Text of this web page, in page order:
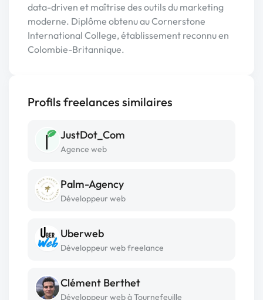
data-driven et maîtrise des outils du marketing
moderne. Diplôme obtenu au Cornerstone
International College, établissement reconnu en
Colombie-Britannique.
Profils freelances similaires
JustDot_Com
Agence web
Palm-Agency
Développeur web
Uberweb
Développeur web freelance
Clément Berthet
Développeur web à Tournefeuille